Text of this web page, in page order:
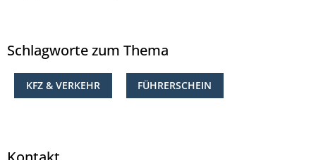
Schlagworte zum Thema
KFZ & VERKEHR FÜHRERSCHEIN